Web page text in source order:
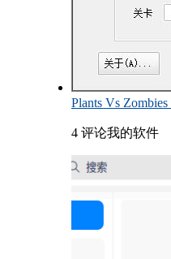
Plants Vs
4 评论我的软件